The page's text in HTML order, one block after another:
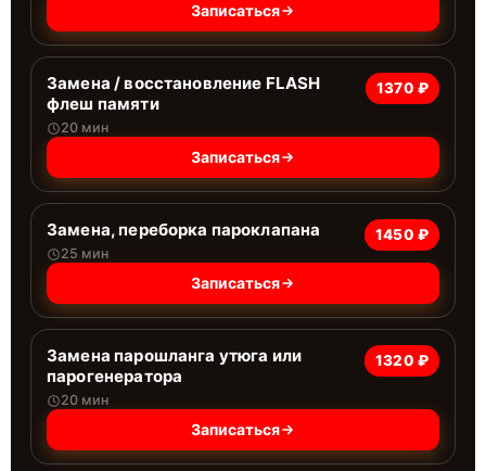
Записаться
Замена / восстановление FLASH
флеш памяти
20 мин
1370 ₽
Записаться
Замена, переборка пароклапана
25 мин
1450 ₽
Записаться
Замена парошланга утюга или
парогенератора
20 мин
1320 ₽
Записаться